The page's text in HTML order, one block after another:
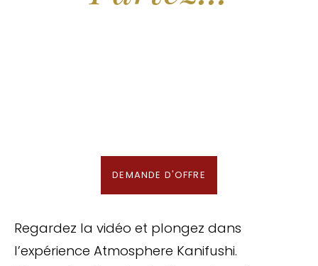
DEMANDE D'OFFRE
Regardez la vidéo et plongez dans
l’expérience Atmosphere Kanifushi.